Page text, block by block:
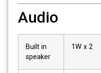
Audio
Built in
speaker
1W x 2